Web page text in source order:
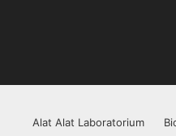
Alat Alat Laboratorium